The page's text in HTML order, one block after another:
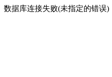
数据库连接失败(未指定的错误)